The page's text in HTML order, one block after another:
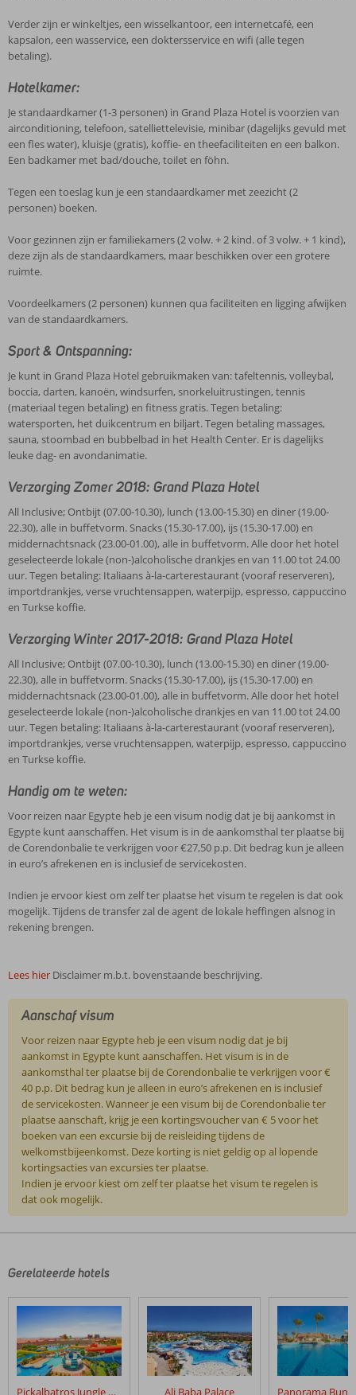
Verder zijn er winkeltjes, een wisselkantoor, een internetcafé, een
kapsalon, een wasservice, een doktersservice en wifi (alle tegen
betaling).
Hotelkamer:
Je standaardkamer (1-3 personen) in Grand Plaza Hotel is voorzien van
airconditioning, telefoon, satelliettelevisie, minibar (dagelijks gevuld met
een fles water), kluisje (gratis), koffie- en theefaciliteiten en een balkon.
Een badkamer met bad/douche, toilet en föhn.
Tegen een toeslag kun je een standaardkamer met zeezicht (2
personen) boeken.
Voor gezinnen zijn er familiekamers (2 volw. + 2 kind. of 3 volw. + 1 kind),
deze zijn als de standaardkamers, maar beschikken over een grotere
ruimte.
Voordeelkamers (2 personen) kunnen qua faciliteiten en ligging afwijken
van de standaardkamers.
Sport & Ontspanning:
Je kunt in Grand Plaza Hotel gebruikmaken van: tafeltennis, volleybal,
boccia, darten, kanoën, windsurfen, snorkeluitrustingen, tennis
(materiaal tegen betaling) en fitness gratis. Tegen betaling:
watersporten, het duikcentrum en biljart. Tegen betaling massages,
sauna, stoombad en bubbelbad in het Health Center. Er is dagelijks
leuke dag- en avondanimatie.
Verzorging Zomer 2018: Grand Plaza Hotel
All Inclusive; Ontbijt (07.00-10.30), lunch (13.00-15.30) en diner (19.00-
22.30), alle in buffetvorm. Snacks (15.30-17.00), ijs (15.30-17.00) en
middernachtsnack (23.00-01.00), alle in buffetvorm. Alle door het hotel
geselecteerde lokale (non-)alcoholische drankjes en van 11.00 tot 24.00
uur. Tegen betaling: Italiaans à-la-carterestaurant (vooraf reserveren),
importdrankjes, verse vruchtensappen, waterpijp, espresso, cappuccino
en Turkse koffie.
Verzorging Winter 2017-2018: Grand Plaza Hotel
All Inclusive; Ontbijt (07.00-10.30), lunch (13.00-15.30) en diner (19.00-
22.30), alle in buffetvorm. Snacks (15.30-17.00), ijs (15.30-17.00) en
middernachtsnack (23.00-01.00), alle in buffetvorm. Alle door het hotel
geselecteerde lokale (non-)alcoholische drankjes en van 11.00 tot 24.00
uur. Tegen betaling: Italiaans à-la-carterestaurant (vooraf reserveren),
importdrankjes, verse vruchtensappen, waterpijp, espresso, cappuccino
en Turkse koffie.
Handig om te weten:
Voor reizen naar Egypte heb je een visum nodig dat je bij aankomst in
Egypte kunt aanschaffen. Het visum is in de aankomsthal ter plaatse bij
de Corendonbalie te verkrijgen voor €27,50 p.p. Dit bedrag kun je alleen
in euro’s afrekenen en is inclusief de servicekosten.
Indien je ervoor kiest om zelf ter plaatse het visum te regelen is dat ook
mogelijk. Tijdens de transfer zal de agent de lokale heffingen alsnog in
rekening brengen.
Lees hier Disclaimer m.b.t. bovenstaande beschrijving.
Aanschaf visum
Voor reizen naar Egypte heb je een visum nodig dat je bij
aankomst in Egypte kunt aanschaffen. Het visum is in de
aankomsthal ter plaatse bij de Corendonbalie te verkrijgen voor €
40 p.p. Dit bedrag kun je alleen in euro’s afrekenen en is inclusief
de servicekosten. Wanneer je een visum bij de Corendonbalie ter
plaatse aanschaft, krijg je een kortingsvoucher van € 5 voor het
boeken van een excursie bij de reisleiding tijdens de
welkomstbijeenkomst. Deze korting is niet geldig op al lopende
kortingsacties van excursies ter plaatse.
Indien je ervoor kiest om zelf ter plaatse het visum te regelen is
dat ook mogelijk.
door
klanten
geschreven
na
hun
verblijf
Gerelateerde hotels
Pickalbatros Jungle Aqua Park Resort – Neverland Ali Baba Palace